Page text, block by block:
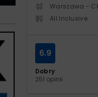
Warszawa -
All Inclusive
Dobry
251 opinii
6.9